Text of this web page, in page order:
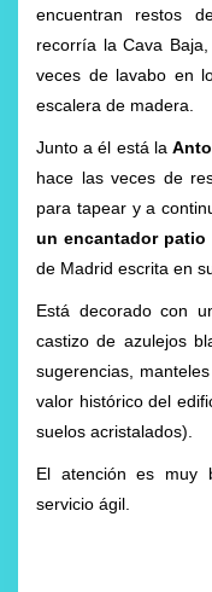
encuentran restos
recorría la Cava
veces de lavabo en
escalera de madera.
Junto a él está la
hace las veces de
para tapear y a
un encantador patio
de Madrid escrita en
Está decorado con
castizo de azulejos
sugerencias,
valor histórico del
suelos acristalados).
El atención es muy
servicio ágil.